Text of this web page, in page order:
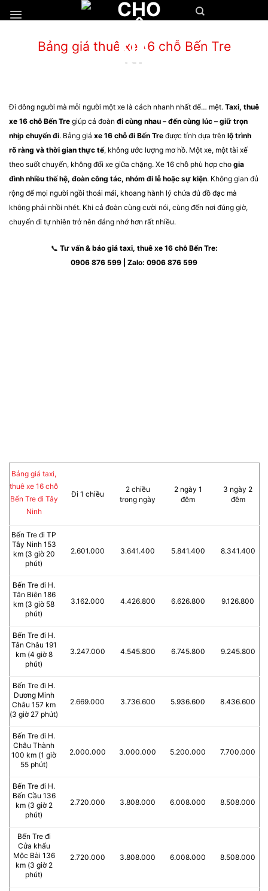
đến
Bảng giá thuê xe 16 chỗ Bến Tre
Đi đông người mà mỗi người một xe là cách nhanh nhất để… mệt. Taxi, thuê
xe 16 chỗ Bến Tre giúp cả đoàn đi cùng nhau – đến cùng lúc – giữ trọn
nhịp chuyến đi. Bảng giá xe 16 chỗ đi Bến Tre được tính dựa trên lộ trình
rõ ràng và thời gian thực tế, không ước lượng mơ hồ. Một xe, một tài xế
theo suốt chuyến, không đổi xe giữa chặng. Xe 16 chỗ phù hợp cho gia
đình nhiều thế hệ, đoàn công tác, nhóm đi lễ hoặc sự kiện. Không gian đủ
rộng để mọi người ngồi thoải mái, khoang hành lý chứa đủ đồ đạc mà
không phải nhồi nhét. Khi cả đoàn cùng cười nói, cùng đến nơi đúng giờ,
chuyến đi tự nhiên trở nên đáng nhớ hơn rất nhiều.
📞 Tư vấn & báo giá taxi, thuê xe 16 chỗ Bến Tre:
0906 876 599 | Zalo: 0906 876 599
Bảng giá taxi,
thuê xe 16 chỗ
Bến Tre đi Tây
Ninh
Đi 1 chiều
2 chiều
trong ngày
2 ngày 1
đêm
3 ngày 2
đêm
Bến Tre đi TP
Tây Ninh 153
km (3 giờ 20
phút)
2.601.000 3.641.400 5.841.400 8.341.400
Bến Tre đi H.
Tân Biên 186
km (3 giờ 58
phút)
3.162.000 4.426.800 6.626.800 9.126.800
Bến Tre đi H.
Tân Châu 191
km (4 giờ 8
phút)
3.247.000 4.545.800 6.745.800 9.245.800
Bến Tre đi H.
Dương Minh
Châu 157 km
(3 giờ 27 phút)
2.669.000 3.736.600 5.936.600 8.436.600
Bến Tre đi H.
Châu Thành
100 km (1 giờ
55 phút)
2.000.000 3.000.000 5.200.000 7.700.000
Bến Tre đi H.
Bến Cầu 136
km (3 giờ 2
phút)
2.720.000 3.808.000 6.008.000 8.508.000
Bến Tre đi
Cửa khẩu
Mộc Bài 136
km (3 giờ 2
phút)
2.720.000 3.808.000 6.008.000 8.508.000